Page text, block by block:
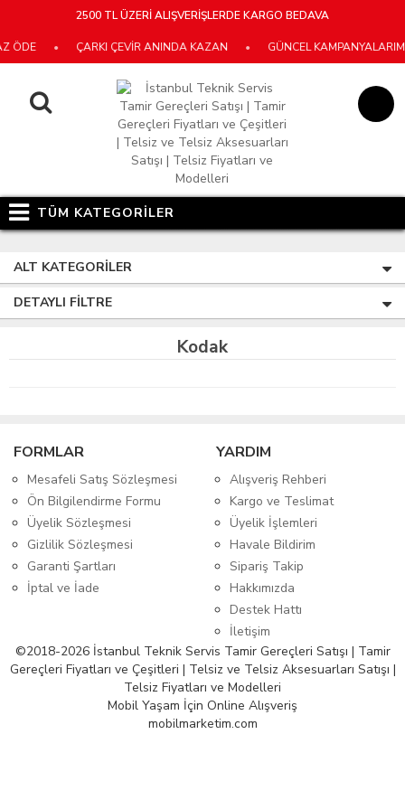
2500 TL ÜZERİ ALIŞVERİŞLERDE KARGO BEDAVA
ÖDE ÇARKI ÇEVİR ANINDA KAZAN GÜNCEL
TÜM KATEGORİLER
ALT KATEGORILER
DETAYLI FILTRE
Kodak
FORMLAR
Mesafeli Satış Sözleşmesi
Ön Bilgilendirme Formu
Üyelik Sözleşmesi
Gizlilik Sözleşmesi
Garanti Şartları
İptal ve İade
YARDIM
Alışveriş Rehberi
Kargo ve Teslimat
Üyelik İşlemleri
Havale Bildirim
Sipariş Takip
Hakkımızda
Destek Hattı
İletişim
©2018-2026 İstanbul Teknik Servis Tamir Gereçleri Satışı | Tamir
Gereçleri Fiyatları ve Çeşitleri | Telsiz ve Telsiz Aksesuarları Satışı |
Telsiz Fiyatları ve Modelleri
Mobil Yaşam İçin Online Alışveriş
mobilmarketim.com